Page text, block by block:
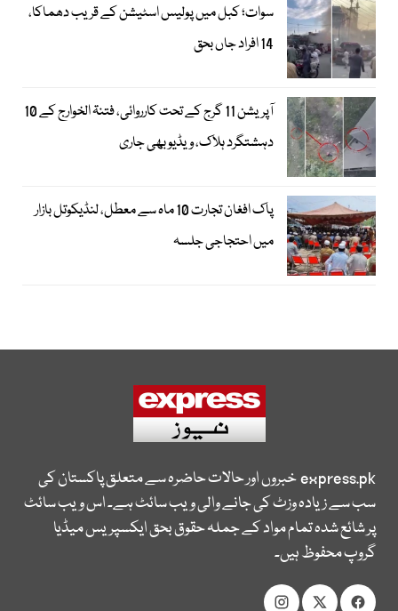
سوات؛ کبل میں پولیس اسٹیشن کے قریب دھماکا،
14 افراد جاں بحق
آپریشن 11 گرج کے تحت کارروائی، فتنۃ الخوارج کے 10
دہشتگرد ہلاک، ویڈیو بھی جاری
پاک افغان تجارت 10 ماہ سے معطل، لنڈیکوتل بازار
میں احتجاجی جلسہ
express.pkخبروں اور حالات حاضرہ سے متعلق پاکستان کی
سب سے زیادہ وزٹ کی جانے والی ویب سائٹ ہے۔ اس ویب سائٹ
پر شائع شدہ تمام مواد کے جملہ حقوق بحق ایکسپریس میڈیا
گروپ محفوظ ہیں۔